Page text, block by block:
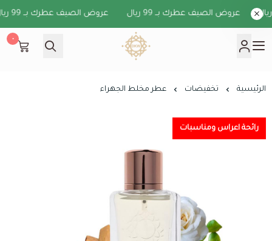
عروض الصيف عطرك بــ 99 ريال عروض الصيف عطرك بــ 99 ريال
دخون الكويت
٠
الرئيسية تخفيضات عطر مخلط الجهراء
رائحة اعراس ومناسبات